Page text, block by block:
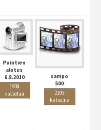
Puintien
alotus
6.8.2010
1938
katselua
sampo
500
2103
katselua